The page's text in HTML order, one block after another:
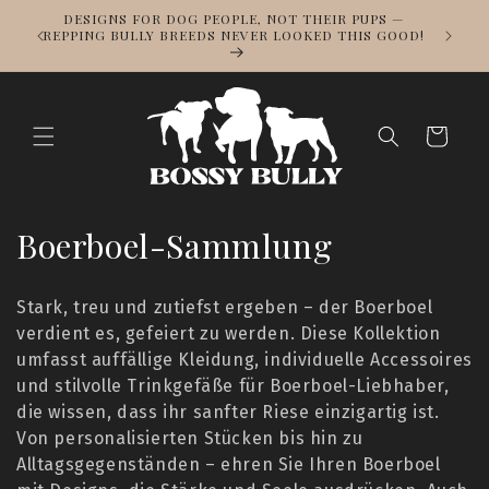
zum
Inhalt
DESIGNS FOR DOG PEOPLE, NOT THEIR PUPS —
REPPING BULLY BREEDS NEVER LOOKED THIS GOOD!
Warenkorb
K
t
e
g
o
Boerboel-Sammlung
Stark, treu und zutiefst ergeben – der Boerboel
verdient es, gefeiert zu werden. Diese Kollektion
umfasst auffällige Kleidung, individuelle Accessoires
und stilvolle Trinkgefäße für Boerboel-Liebhaber,
die wissen, dass ihr sanfter Riese einzigartig ist.
Von personalisierten Stücken bis hin zu
Alltagsgegenständen – ehren Sie Ihren Boerboel